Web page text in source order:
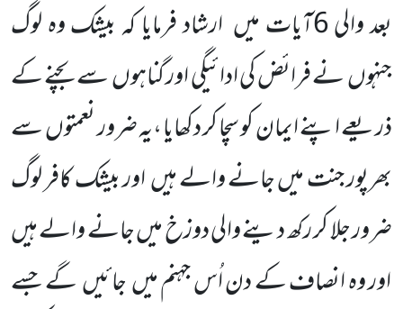
بعد والی 6آیات میں ارشاد فرمایا کہ بیشک وہ لوگ
جنہوں نے فرائض کی ادائیگی اور گناہوں سے بچنے کے
ذریعے اپنے ایمان کو سچا کر دکھایا ،یہ ضرور نعمتوں سے
بھرپور جنت میں جانے والے ہیں اور بیشک کافر لوگ
ضرور جلا کر رکھ دینے والی دوزخ میں جانے والے ہیں
اور وہ انصاف کے دن اُس جہنم میں جائیں گے جسے